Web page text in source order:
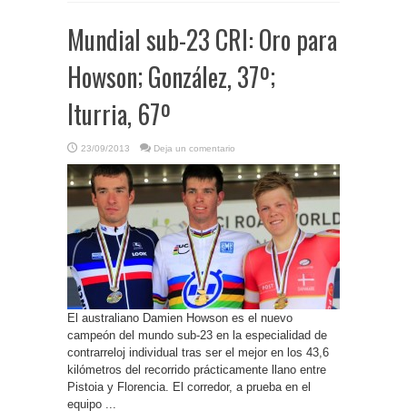
Mundial sub-23 CRI: Oro para
Howson; González, 37º;
Iturria, 67º
23/09/2013 Deja un comentario
El australiano Damien Howson es el nuevo
campeón del mundo sub-23 en la especialidad de
contrarreloj individual tras ser el mejor en los 43,6
kilómetros del recorrido prácticamente llano entre
Pistoia y Florencia. El corredor, a prueba en el
equipo ...